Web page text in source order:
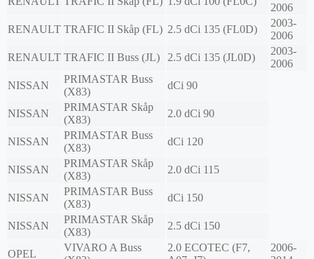
2006
RENAULT TRAFIC II Skåp (FL) 2.5 dCi 135 (FL0D)
2003-
2006
RENAULT TRAFIC II Buss (JL) 2.5 dCi 135 (JL0D)
2003-
2006
NISSAN
PRIMASTAR Buss
(X83)
dCi 90
NISSAN
PRIMASTAR Skåp
(X83)
2.0 dCi 90
NISSAN
PRIMASTAR Buss
(X83)
dCi 120
NISSAN
PRIMASTAR Skåp
(X83)
2.0 dCi 115
NISSAN
PRIMASTAR Buss
(X83)
dCi 150
NISSAN
PRIMASTAR Skåp
(X83)
2.5 dCi 150
OPEL
VIVARO A Buss
2.0 ECOTEC (F7,
2006-